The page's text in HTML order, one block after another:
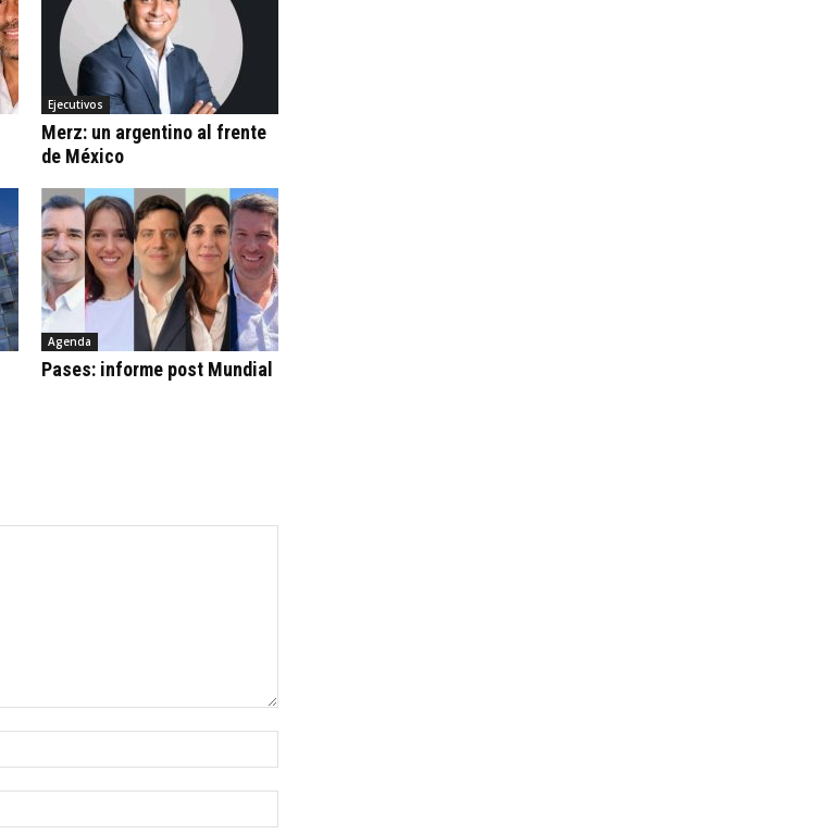
Ejecutivos
Merz: un argentino al frente
de México
Agenda
Pases: informe post Mundial